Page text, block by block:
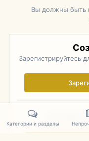
Вы должны быть
Зарегистрируйтесь
Уже
Категории и разделы